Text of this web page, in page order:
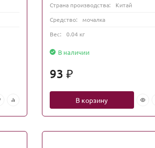
Страна производства:
Китай
Средство:
мочалка
Вес:
0.04 кг
В наличии
93 ₽
В корзину